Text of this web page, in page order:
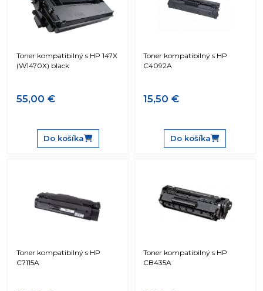
Toner kompatibilný s HP 147X
(W1470X) black
55,00 €
Do košíka
Toner kompatibilný s HP
C4092A
15,50 €
Do košíka
Toner kompatibilný s HP
C7115A
Toner kompatibilný s HP
CB435A